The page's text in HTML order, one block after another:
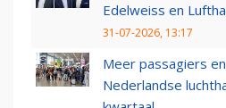
Edelweiss en
31-07-2026, 13:17
Meer passagiers
Nederlandse